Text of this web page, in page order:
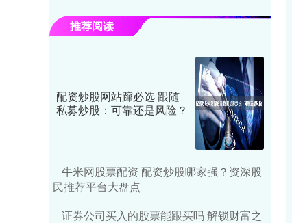
推荐阅读
配资炒股网站蹿必选 跟随
私募炒股：可靠还是风险？
牛米网股票配资 配资炒股哪家强？资深股
民推荐平台大盘点
证券公司买入的股票能跟买吗 解锁财富之